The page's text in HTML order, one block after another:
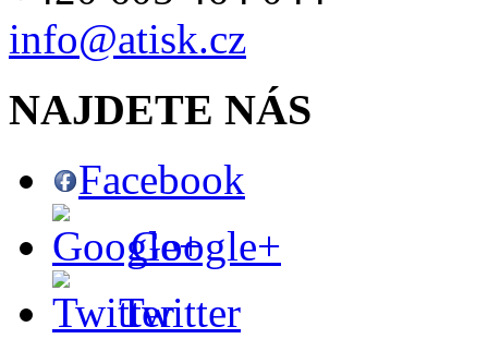
info@atisk.cz
NAJDETE NÁS
Facebook
Google+
Twitter